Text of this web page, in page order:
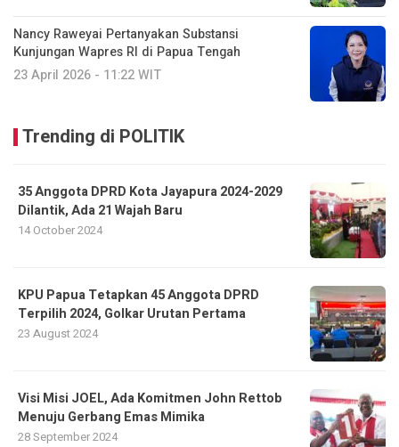
Nancy Raweyai Pertanyakan Substansi
Kunjungan Wapres RI di Papua Tengah
23 April 2026 - 11:22 WIT
Trending di POLITIK
35 Anggota DPRD Kota Jayapura 2024-2029
Dilantik, Ada 21 Wajah Baru
14 October 2024
KPU Papua Tetapkan 45 Anggota DPRD
Terpilih 2024, Golkar Urutan Pertama
23 August 2024
Visi Misi JOEL, Ada Komitmen John Rettob
Menuju Gerbang Emas Mimika
28 September 2024